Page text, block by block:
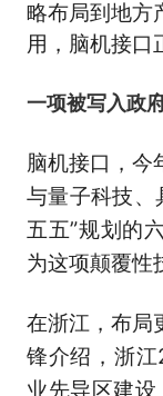
略布局到地方
用，脑机接口
一项被写入政
脑机接口，今
与量子科技、
五五”规划的
为这项颠覆性
在浙江，布局
锋介绍，浙
业先导区建